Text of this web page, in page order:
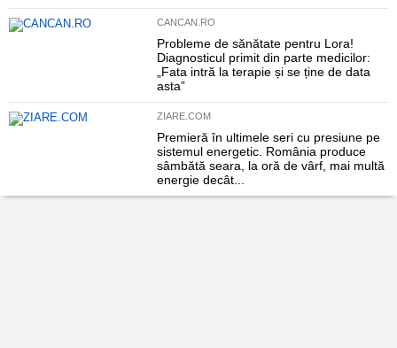
CANCAN.RO
Probleme de sănătate pentru Lora!
Diagnosticul primit din parte medicilor:
„Fata intră la terapie și se ține de data
asta”
ZIARE.COM
Premieră în ultimele seri cu presiune pe
sistemul energetic. România produce
sâmbătă seara, la oră de vârf, mai multă
energie decât...